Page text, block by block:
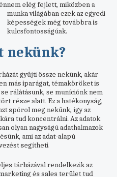
nem elég fejlett, miközben a
munka világában ezek az egyedi
képességek még továbbra is
kulcsfontosságúak.
nekünk?
gyűjti össze nekünk, akár
más iparágat, témaköröket is
rálátásunk, se muníciónk nem
része alatt. Ez a hatékonyság,
spórol meg nekünk, így az
tud koncentrálni. Az adatok
olyan nagyságú adathalmazok
ami az adat-alapú
segítheti.
tárházával rendelkezik az
és sales terület tud